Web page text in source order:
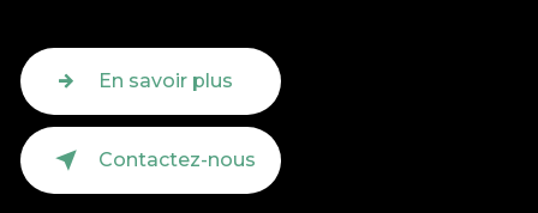
En savoir plus
Contactez-nous